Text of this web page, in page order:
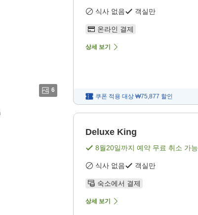
6
식사 없음 객실만
온라인 결제
상세 보기
쿠폰 적용 대상 ₩75,877 할인
Deluxe King
8월20일까지 예약 무료 취소 가능
식사 없음 객실만
숙소에서 결제
상세 보기